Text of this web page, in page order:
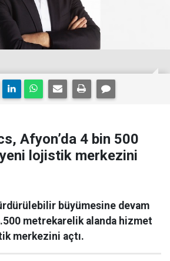
Afyon’da 4 bin 500
lojistik merkezini
büyümesine devam
metrekarelik alanda hizmet
merkezini açtı.